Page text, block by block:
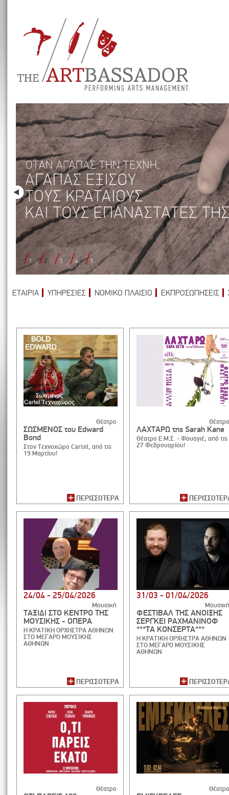
1 2 3 4 5
ΕΤΑΙΡΙΑ ΥΠΗΡΕΣΙΕΣ ΝΟΜΙΚΟ ΠΛΑΙΣΙΟ ΕΚΠΡΟΣΩΠΗΣΕΙΣ
Θέατρο
ΣΩΣΜΕΝΟΣ του Edward
Bond
Στον Τεχνοχώρο Cartel, από τις
19 Μαρτίου!
ΠΕΡΙΣΣΟΤΕΡΑ
Θέατρο
ΛΑΧΤΑΡΩ της Sarah Kane
Θέατρο Ε.Μ.Σ. - Φουαγιέ, από τις
27 Φεβρουαρίου!
24/04 - 25/04/2026
Μουσική
ΤΑΞΙΔΙ ΣΤΟ ΚΕΝΤΡΟ ΤΗΣ
ΜΟΥΣΙΚΗΣ - ΟΠΕΡΑ
Η ΚΡΑΤΙΚΗ ΟΡΧΗΣΤΡΑ ΑΘΗΝΩΝ
ΣΤΟ ΜΕΓΑΡΟ ΜΟΥΣΙΚΗΣ
ΑΘΗΝΩΝ
ΠΕΡΙΣΣΟΤΕΡΑ
31/03 - 01/04/2026
Μουσική
ΦΕΣΤΙΒΑΛ ΤΗΣ ΑΝΟΙΞΗΣ
ΣΕΡΓΚΕΙ ΡΑΧΜΑΝΙΝΟΦ
***ΤΑ ΚΟΝΣΕΡΤΑ***
Η ΚΡΑΤΙΚΗ ΟΡΧΗΣΤΡΑ ΑΘΗΝΩΝ
ΣΤΟ ΜΕΓΑΡΟ ΜΟΥΣΙΚΗΣ
ΑΘΗΝΩΝ
Θέατρο Θέατρο